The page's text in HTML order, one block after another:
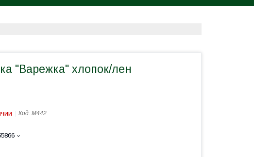
"Варежка" хлопок/лен
Код: М442